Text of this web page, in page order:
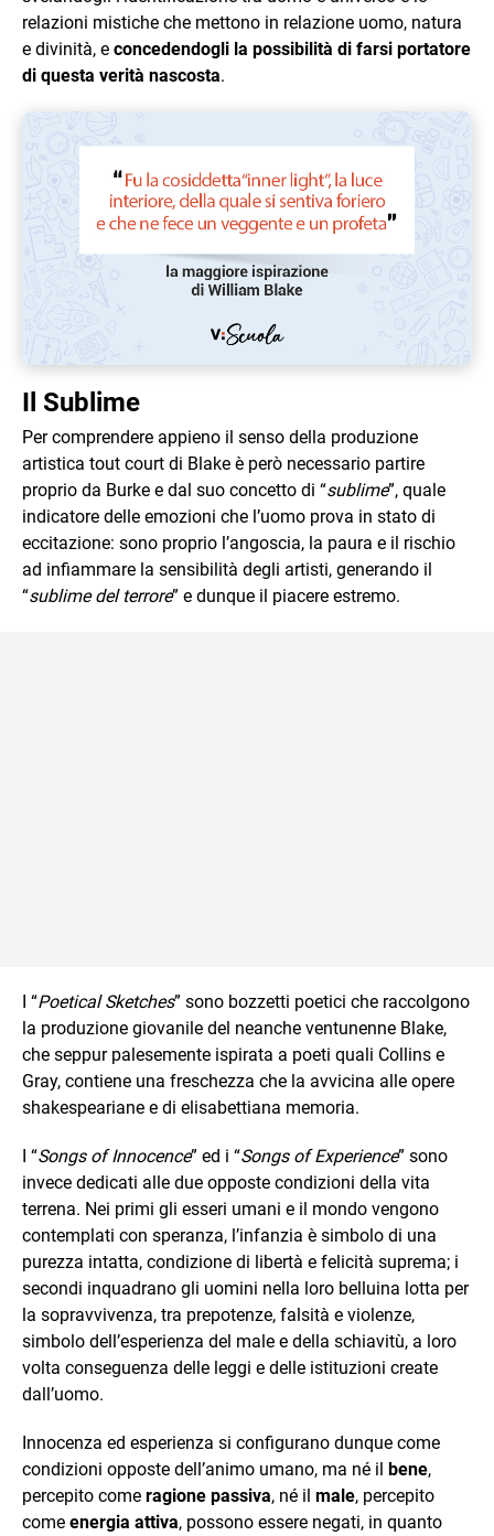
relazioni mistiche che mettono in relazione uomo, natura
e divinità, e concedendogli la possibilità di farsi portatore
di questa verità nascosta.
Il Sublime
Per comprendere appieno il senso della produzione
artistica tout court di Blake è però necessario partire
proprio da Burke e dal suo concetto di “sublime”, quale
indicatore delle emozioni che l’uomo prova in stato di
eccitazione: sono proprio l’angoscia, la paura e il rischio
ad infiammare la sensibilità degli artisti, generando il
“sublime del terrore” e dunque il piacere estremo.
I “Poetical Sketches” sono bozzetti poetici che raccolgono
la produzione giovanile del neanche ventunenne Blake,
che seppur palesemente ispirata a poeti quali Collins e
Gray, contiene una freschezza che la avvicina alle opere
shakespeariane e di elisabettiana memoria.
I “Songs of Innocence” ed i “Songs of Experience” sono
invece dedicati alle due opposte condizioni della vita
terrena. Nei primi gli esseri umani e il mondo vengono
contemplati con speranza, l’infanzia è simbolo di una
purezza intatta, condizione di libertà e felicità suprema; i
secondi inquadrano gli uomini nella loro belluina lotta per
la sopravvivenza, tra prepotenze, falsità e violenze,
simbolo dell’esperienza del male e della schiavitù, a loro
volta conseguenza delle leggi e delle istituzioni create
dall’uomo.
Innocenza ed esperienza si configurano dunque come
condizioni opposte dell’animo umano, ma né il bene,
percepito come ragione passiva, né il male, percepito
come energia attiva, possono essere negati, in quanto